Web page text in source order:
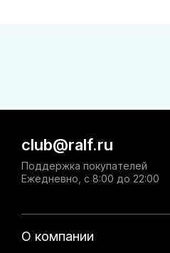
О компании
club@ralf.ru
Поддержка покупателей
Ежедневно, с 8:00 до 22:00